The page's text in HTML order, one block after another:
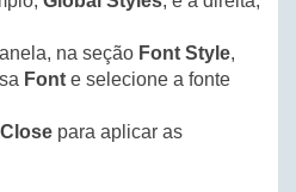
na seção Font Style,
Font e selecione a fonte
para aplicar as